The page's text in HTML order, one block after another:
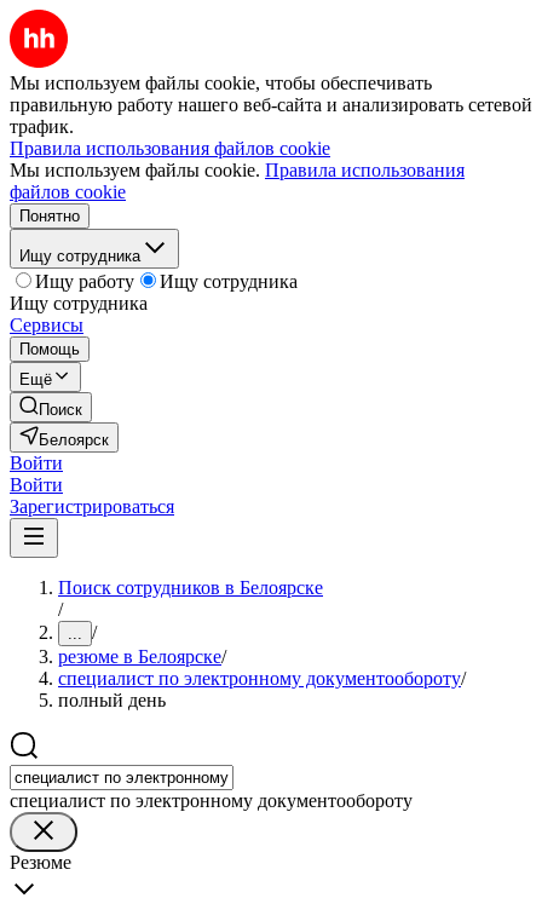
Мы используем файлы cookie, чтобы обеспечивать
правильную работу нашего веб-сайта и анализировать сетевой
трафик.
Правила использования файлов cookie
Мы используем файлы cookie. Правила использования
файлов cookie
Понятно
Ищу сотрудника
Ищу работу
Ищу сотрудника
Ищу сотрудника
Сервисы
Помощь
Ещё
Поиск
Белоярск
Войти
Войти
Зарегистрироваться
Поиск сотрудников в Белоярске
/
... /
резюме в Белоярске/
специалист по электронному документообороту/
полный день
специалист по электронному документообороту
Резюме